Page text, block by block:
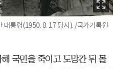
대통령(1950. 8. 17 당시). /국가기록원
국민을 죽이고 도망간 뒤 몰